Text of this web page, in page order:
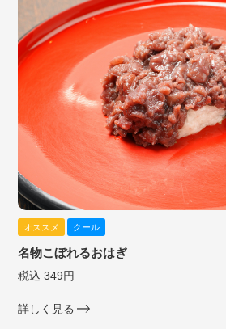
オススメ クール
名物こぼれるおはぎ
税込 349円
詳しく見る